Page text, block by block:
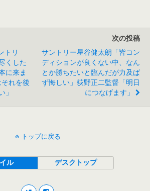
トリ
くした
に来ま
れを後
」
次の投稿
サントリー星谷健太朗「皆コン
ディションが良くない中、なん
とか勝ちたいと臨んだが力及ば
ず悔しい」荻野正二監督「明日
につなげます」
トップに戻る
ル デスクトップ